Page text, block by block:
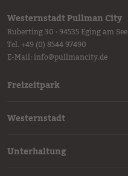
Westernstadt Pullman City
Ruberting 30 · 94535 Eging am See
Tel. +49 (0) 8544 97490
E-Mail:info@pullmancity.de
Freizeitpark
Westernstadt
Unterhaltung